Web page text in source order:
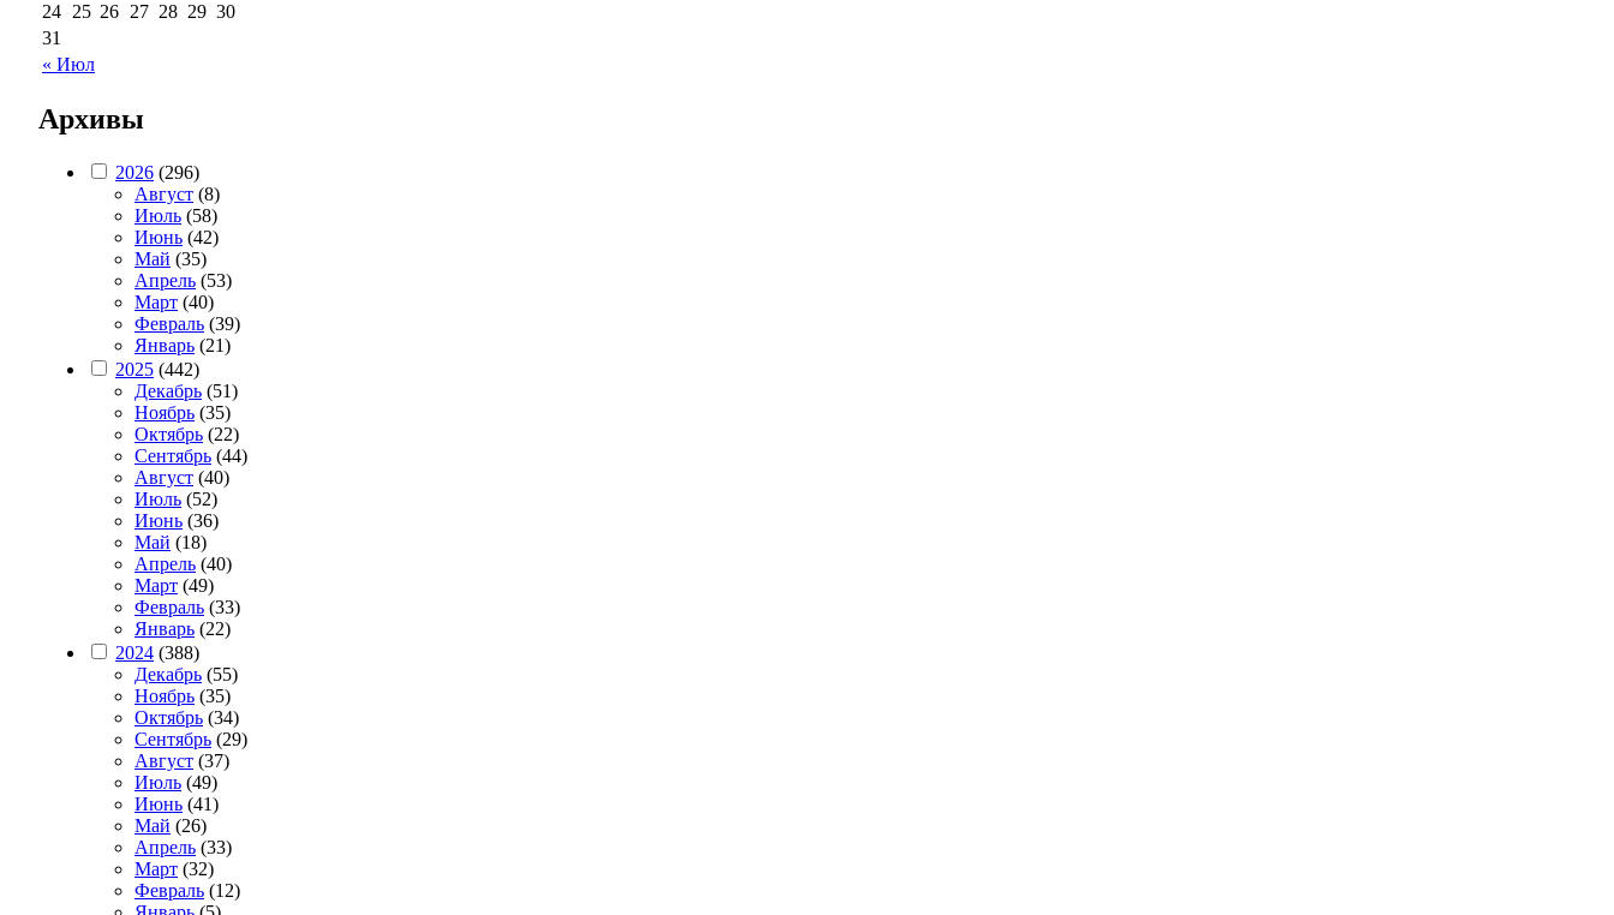
« Июл
24 25 26 27 28 29 30
31
Архивы
2026 (296)
Август (8)
Июль (58)
Июнь (42)
Май (35)
Апрель (53)
Март (40)
Февраль (39)
Январь (21)
2025 (442)
Декабрь (51)
Ноябрь (35)
Октябрь (22)
Сентябрь (44)
Август (40)
Июль (52)
Июнь (36)
Май (18)
Апрель (40)
Март (49)
Февраль (33)
Январь (22)
2024 (388)
Декабрь (55)
Ноябрь (35)
Октябрь (34)
Сентябрь (29)
Август (37)
Июль (49)
Июнь (41)
Май (26)
Апрель (33)
Март (32)
Февраль (12)